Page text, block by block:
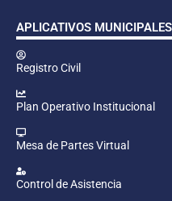
APLICATIVOS MUNICIPALES
Registro Civil
Plan Operativo Institucional
Mesa de Partes Virtual
Control de Asistencia